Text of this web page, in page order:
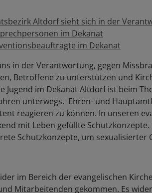
Altdorf sieht sich in der
im Dekanat
im Dekanat
in der Verantwortung, gegen
Betroffene zu unterstützen und
Jugend im Dekanat Altdorf ist beim
unterwegs. Ehren- und
reagieren zu können. In unseren
mit Leben gefüllte
Schutzkonzepte, um sexualisierter
im Bereich der evangelischen
Mitarbeitenden gekommen. Es